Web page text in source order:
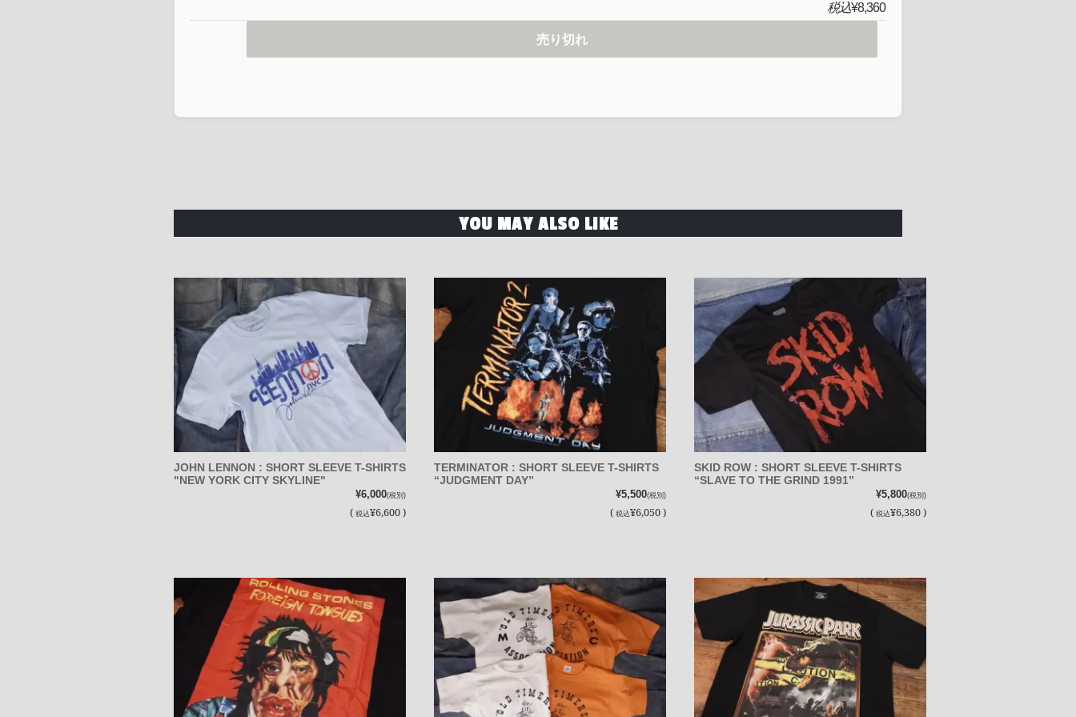
税込¥8,360
売り切れ
YOU MAY ALSO LIKE
JOHN LENNON : SHORT SLEEVE T-SHIRTS
"NEW YORK CITY SKYLINE"
¥6,000(税別)
( 税込¥6,600 )
TERMINATOR : SHORT SLEEVE T-SHIRTS
“JUDGMENT DAY”
¥5,500(税別)
( 税込¥6,050 )
SKID ROW : SHORT SLEEVE T-SHIRTS
“SLAVE TO THE GRIND 1991”
¥5,800(税別)
( 税込¥6,380 )